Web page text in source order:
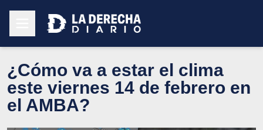
¿Cómo va a estar el clima
este viernes 14 de febrero en
el AMBA?